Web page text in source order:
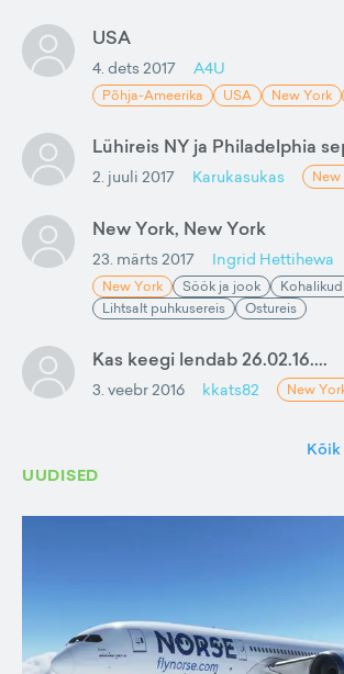
USA
4. dets 2017 A4U
Põhja-Ameerika USA New York
Lühireis NY ja Philadelphia
2. juuli 2017 Karukasukas New
New York, New York
23. märts 2017 Ingrid Hettihewa
New York Söök ja jook
Lihtsalt puhkusereis
Ostureis
Kas keegi lendab 26.02.16....
3. veebr 2016 kkats82 New
Kõik
UUDISED